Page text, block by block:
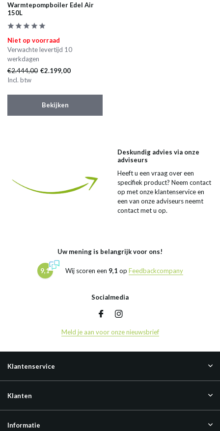
Warmtepompboiler Edel Air
150L
Niet op voorraad
Verwachte levertijd 10
werkdagen
€2.444,00 €2.199,00
Incl. btw
Bekijken
Deskundig advies via onze
adviseurs
Heeft u een vraag over een
specifiek product? Neem contact
op met onze klantenservice en
een van onze adviseurs neemt
contact met u op.
Uw mening is belangrijk voor ons!
9,1 Wij scoren een 9,1 op Feedbackcompany
Socialmedia
Meld je aan voor onze nieuwsbrief
Klantenservice
Klanten
Informatie